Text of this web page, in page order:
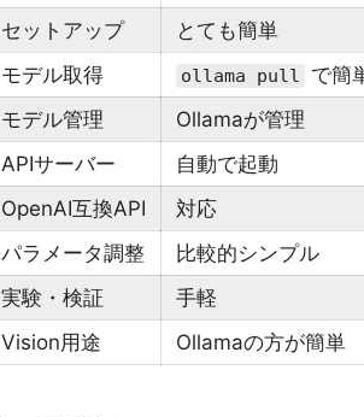
セットアップ
とても簡単
モデル取得
ollama pull で簡
モデル管理
Ollamaが管理
APIサーバー
自動で起動
OpenAI互換API
対応
パラメータ調整
比較的シンプル
実験・検証
手軽
Vision用途
Ollamaの方が簡単